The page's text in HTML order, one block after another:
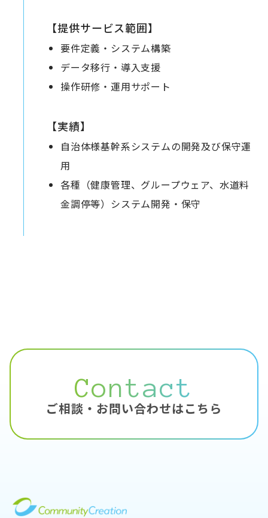
【提供サービス範囲】
要件定義・システム構築
データ移行・導入支援
操作研修・運用サポート
【実績】
自治体様基幹系システムの開発及び保守運
用
各種（健康管理、グループウェア、水道料
金調停等）システム開発・保守
Contact
ご相談・お問い合わせはこちら